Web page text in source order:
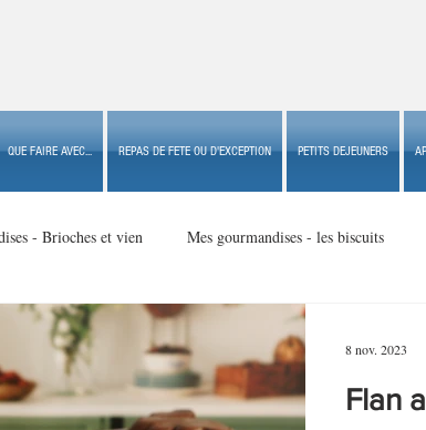
QUE FAIRE AVEC... REPAS DE FETE OU D'EXCEPTION PETITS DEJEUNERS
- Brioches et vien Mes gourmandises - les biscuits
du b Mes gourmandises - made in USA
d'enfan Accompagnements Apéritifs/amuses bouches
Flan
8 nov. 2023